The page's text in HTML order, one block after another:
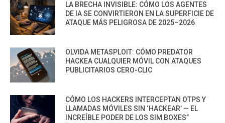
LA BRECHA INVISIBLE: CÓMO LOS AGENTES
DE IA SE CONVIRTIERON EN LA SUPERFICIE DE
ATAQUE MÁS PELIGROSA DE 2025–2026
OLVIDA METASPLOIT: CÓMO PREDATOR
HACKEA CUALQUIER MÓVIL CON ATAQUES
PUBLICITARIOS CERO-CLIC
CÓMO LOS HACKERS INTERCEPTAN OTPS Y
LLAMADAS MÓVILES SIN ‘HACKEAR’ — EL
INCREÍBLE PODER DE LOS SIM BOXES”